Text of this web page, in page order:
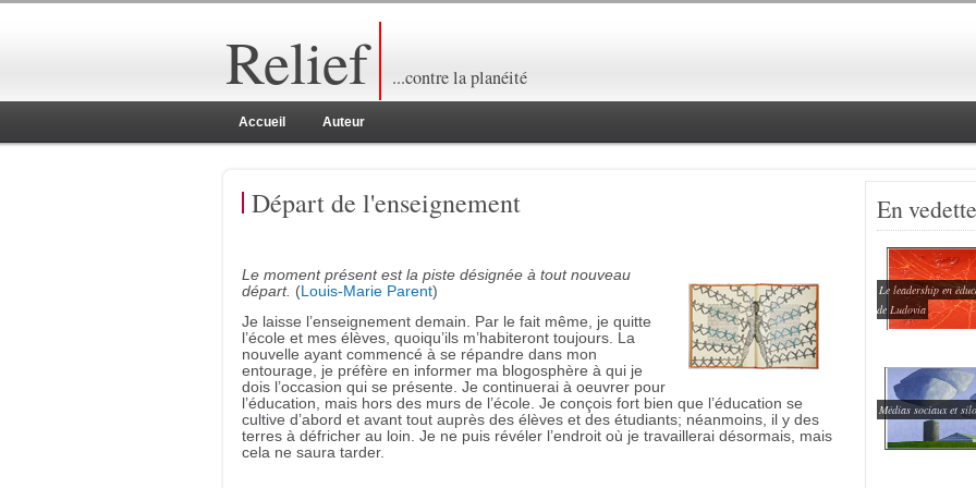
Relief ...contre la planéité
Accueil Auteur
Départ de l'enseignement
Le moment présent est la piste désignée à tout nouveau
départ. (Louis-Marie Parent)
Je laisse l’enseignement demain. Par le fait même, je quitte
l’école et mes élèves, quoiqu’ils m’habiteront toujours. La
nouvelle ayant commencé à se répandre dans mon
entourage, je préfère en informer ma blogosphère à qui je
dois l’occasion qui se présente. Je continuerai à oeuvrer pour
l’éducation, mais hors des murs de l’école. Je conçois fort bien que l’éducation se
cultive d’abord et avant tout auprès des élèves et des étudiants; néanmoins, il y des
terres à défricher au loin. Je ne puis révéler l’endroit où je travaillerai désormais, mais
cela ne saura tarder.
En vedette
Le leadership en
de Ludovia
Médias sociaux et